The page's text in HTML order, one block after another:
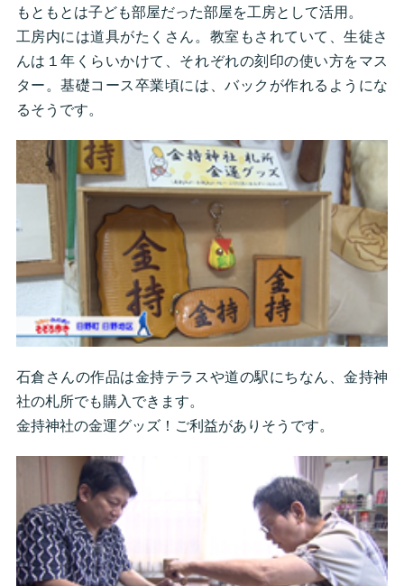
もともとは子ども部屋だった部屋を工房として活用。
工房内には道具がたくさん。教室もされていて、生徒さ
んは１年くらいかけて、それぞれの刻印の使い方をマス
ター。基礎コース卒業頃には、バックが作れるようにな
るそうです。
石倉さんの作品は金持テラスや道の駅にちなん、金持神
社の札所でも購入できます。
金持神社の金運グッズ！ご利益がありそうです。